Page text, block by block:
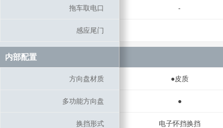
拖车取电口 -
感应尾门
内部配置
方向盘材质 ●皮质
多功能方向盘 ●
换挡形式 电子怀挡换挡
拖车取电口
感应尾门
内部配置
方向盘材质
多功能方向盘
换挡形式